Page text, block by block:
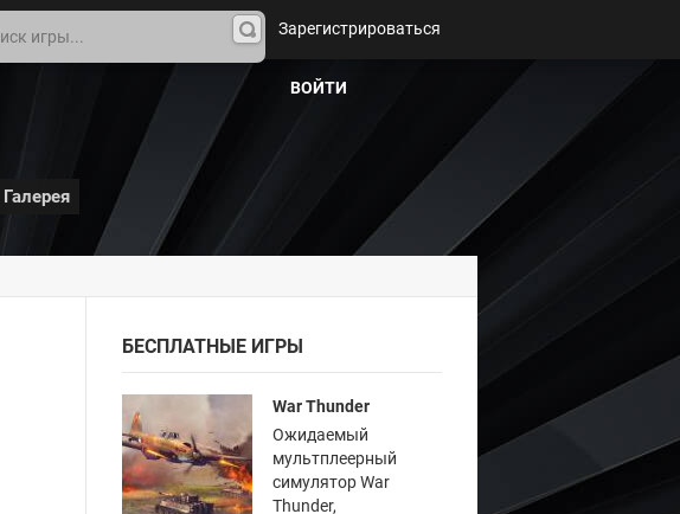
На
йти
Зарегистрироваться
ВОЙТИ
Галерея
БЕСПЛАТНЫЕ ИГРЫ
War Thunder
Ожидаемый
мультплеерный
симулятор War
Thunder,